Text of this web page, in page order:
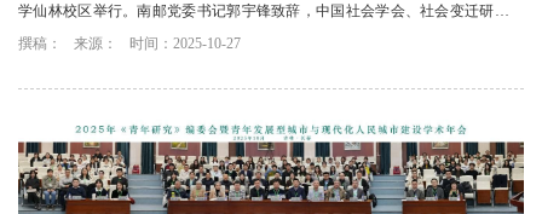
学仙林校区举行。南邮党委书记郭宇锋致辞，中国社会学会、社会变迁研究会
及江苏社会学界专家出席会议。
撰稿： 来源： 时间：2025-10-27